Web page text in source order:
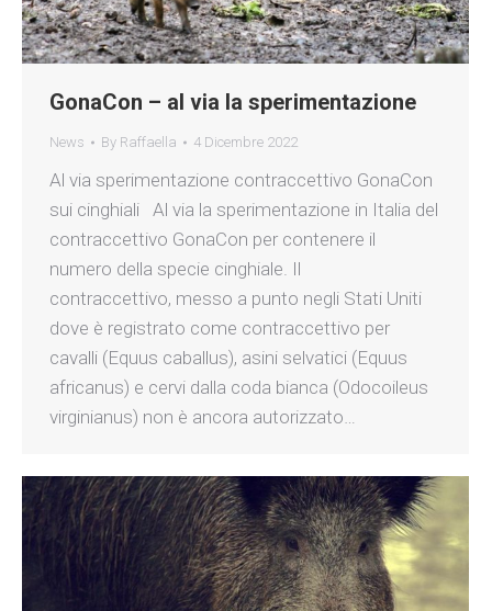
GonaCon – al via la sperimentazione
News By Raffaella 4 Dicembre 2022
Al via sperimentazione contraccettivo GonaCon
sui cinghiali Al via la sperimentazione in Italia del
contraccettivo GonaCon per contenere il
numero della specie cinghiale. Il
contraccettivo, messo a punto negli Stati Uniti
dove è registrato come contraccettivo per
cavalli (Equus caballus), asini selvatici (Equus
africanus) e cervi dalla coda bianca (Odocoileus
virginianus) non è ancora autorizzato…